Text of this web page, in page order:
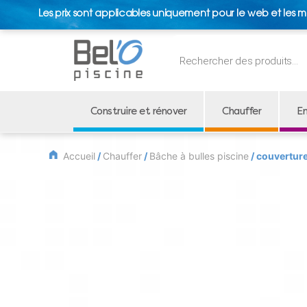
Les prix sont applicables uniquement pour le web et les
de
Construire et rénover Chauffer
Accueil / Chauffer / Bâche à bulles piscine /